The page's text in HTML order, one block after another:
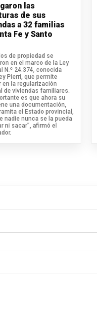
las
de sus
a 32 familias
Fe y Santo
de propiedad se
en el marco de la Ley
N.º 24.374, conocida
Pierri, que permite
en la regularización
de viviendas familiares.
es que ahora su
una documentación,
el Estado provincial,
nadie nunca se la pueda
ni sacar”, afirmó el